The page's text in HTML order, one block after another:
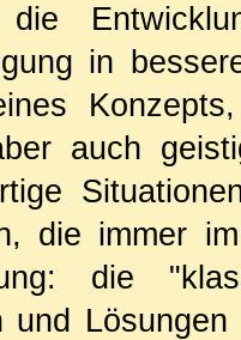
in
auch
die immer
die
und